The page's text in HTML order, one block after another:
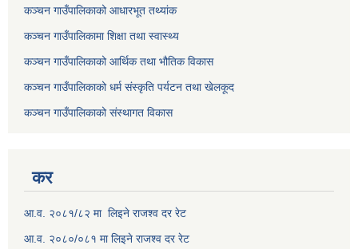
कञ्चन गाउँपालिकाको आधारभूत तथ्यांक
कञ्चन गाउँपालिकामा शिक्षा तथा स्वास्थ्य
कञ्चन गाउँपालिकाको आर्थिक तथा भौतिक विकास
कञ्चन गाउँपालिकाको धर्म संस्कृति पर्यटन तथा खेलकूद
कञ्चन गाउँपालिकाको संस्थागत विकास
कर
आ.व. २०८१/८२ मा लिइने राजश्व दर रेट
आ.व. २०८०/०८१ मा लिइने राजश्व दर रेट